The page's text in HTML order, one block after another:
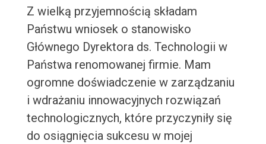
Z wielką przyjemnością składam
Państwu wniosek o stanowisko
Głównego Dyrektora ds. Technologii w
Państwa renomowanej firmie. Mam
ogromne doświadczenie w zarządzaniu
i wdrażaniu innowacyjnych rozwiązań
technologicznych, które przyczyniły się
do osiągnięcia sukcesu w mojej